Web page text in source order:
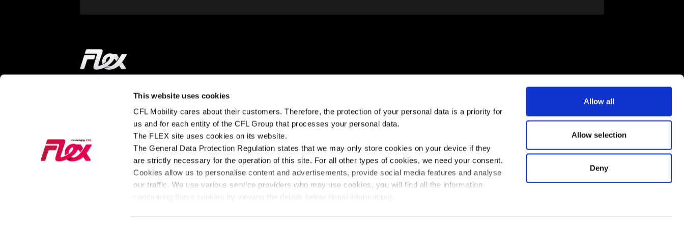
This website uses cookies
CFL Mobility cares about their customers. Therefore, the protection of your personal data is a priority for
us and for each entity of the CFL Group that processes your personal data.
The FLEX site uses cookies on its website.
The General Data Protection Regulation states that we may only store cookies on your device if they
are strictly necessary for the operation of this site. For all other types of cookies, we need your consent.
Cookies allow us to personalise content and advertisements, provide social media features and analyse
our traffic. We use various service providers who may use cookies, you will find all the information
Allow all
Allow selection
Deny
Startseite
Preise und Abos
MEHR ERFAHREN
Wie funktioniert
Carsharing?
Über FLEX
Impact & News
BRAUCHEN SIE
HILFE?
Help Center
Fairplay Gebühren
Kontaktieren Sie
uns
IN KONTAKT BLEIBEN
Facebook
Instagram
Linkedin